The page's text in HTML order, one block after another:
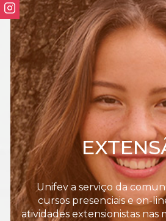
Unifev a serviço da
cursos presenciais e on-
atividades extensionistas nas